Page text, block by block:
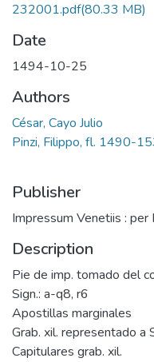
232001.pdf(80.33 MB)
Date
1494-10-25
Authors
César, Cayo Julio
Pinzi, Filippo, fl. 1490-
Publisher
Impressum Venetiis : per
Description
Pie de imp. tomado del
Sign.: a-q8, r6
Apostillas marginales
Grab. xil. representado a
Capitulares grab. xil.